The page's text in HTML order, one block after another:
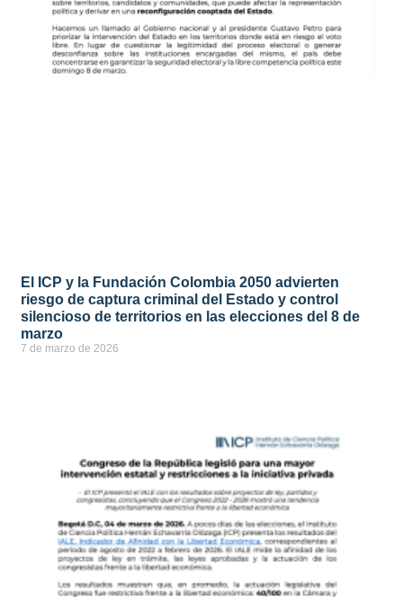
El ICP y la Fundación Colombia 2050 advierten
riesgo de captura criminal del Estado y control
silencioso de territorios en las elecciones del 8 de
marzo
7 de marzo de 2026